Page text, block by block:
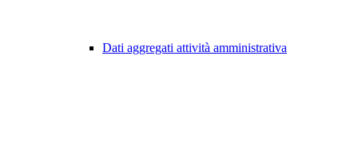
Dati aggregati attività amministrativa